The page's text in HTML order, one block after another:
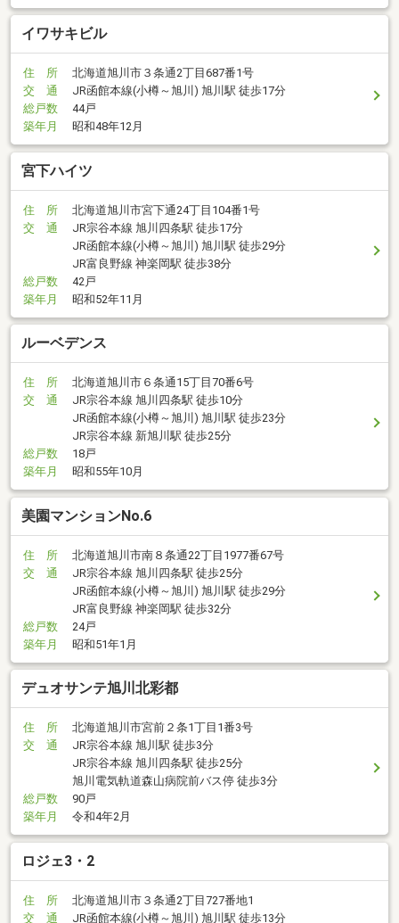
イワサキビル
住 所
北海道旭川市３条通2丁目687番1号
交 通
JR函館本線(小樽～旭川) 旭川駅 徒歩17分
総戸数
44戸
築年月
昭和48年12月
宮下ハイツ
住 所
北海道旭川市宮下通24丁目104番1号
交 通
JR宗谷本線 旭川四条駅 徒歩17分
JR函館本線(小樽～旭川) 旭川駅 徒歩29分
JR富良野線 神楽岡駅 徒歩38分
総戸数
42戸
築年月
昭和52年11月
ルーベデンス
住 所
北海道旭川市６条通15丁目70番6号
交 通
JR宗谷本線 旭川四条駅 徒歩10分
JR函館本線(小樽～旭川) 旭川駅 徒歩23分
JR宗谷本線 新旭川駅 徒歩25分
総戸数
18戸
築年月
昭和55年10月
美園マンションNo.6
住 所
北海道旭川市南８条通22丁目1977番67号
交 通
JR宗谷本線 旭川四条駅 徒歩25分
JR函館本線(小樽～旭川) 旭川駅 徒歩29分
JR富良野線 神楽岡駅 徒歩32分
総戸数
24戸
築年月
昭和51年1月
デュオサンテ旭川北彩都
住 所
北海道旭川市宮前２条1丁目1番3号
交 通
JR宗谷本線 旭川駅 徒歩3分
JR宗谷本線 旭川四条駅 徒歩25分
旭川電気軌道森山病院前バス停 徒歩3分
総戸数
90戸
築年月
令和4年2月
ロジェ3・2
住 所
北海道旭川市３条通2丁目727番地1
交 通
JR函館本線(小樽～旭川) 旭川駅 徒歩13分